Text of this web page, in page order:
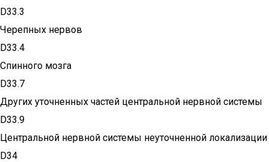
D33.3
Черепных нервов
D33.4
Спинного мозга
D33.7
Других уточненных частей центральной нервной системы
D33.9
Центральной нервной системы неуточненной локализации
D34